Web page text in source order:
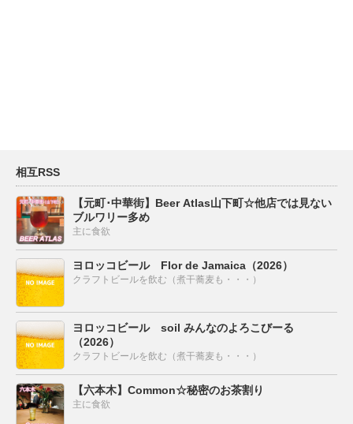
相互RSS
【元町･中華街】Beer Atlas山下町☆他店では見ない
ブルワリー多め
主に食欲
ヨロッコビール Flor de Jamaica（2026）
クラフトビールを飲む（煮干蕎麦も・・・）
ヨロッコビール soil みんなのよろこびーる
（2026）
クラフトビールを飲む（煮干蕎麦も・・・）
【六本木】Common☆秘密のお茶割り
主に食欲